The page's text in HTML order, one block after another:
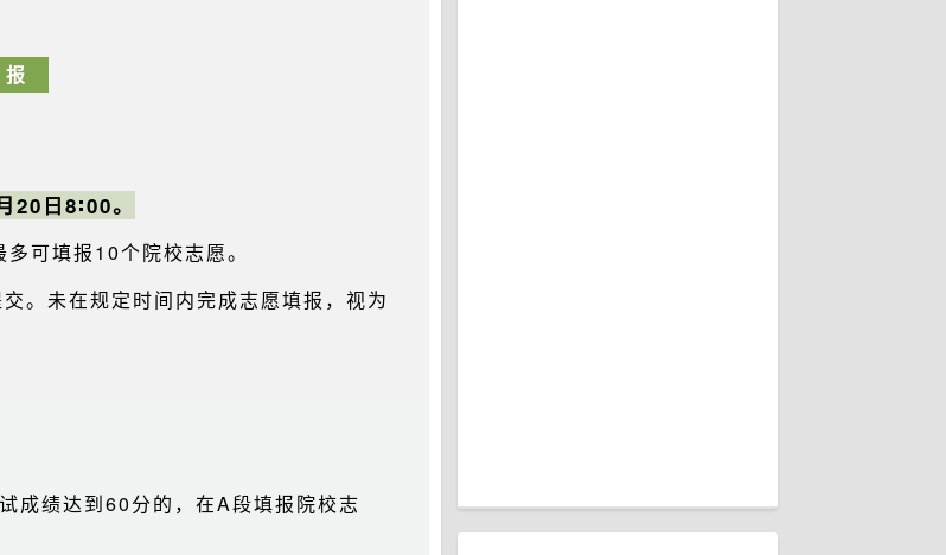
日8∶00。
可填报10个院校志愿。
。未在规定时间内完成志愿填报，视为
成绩达到60分的，在A段填报院校志